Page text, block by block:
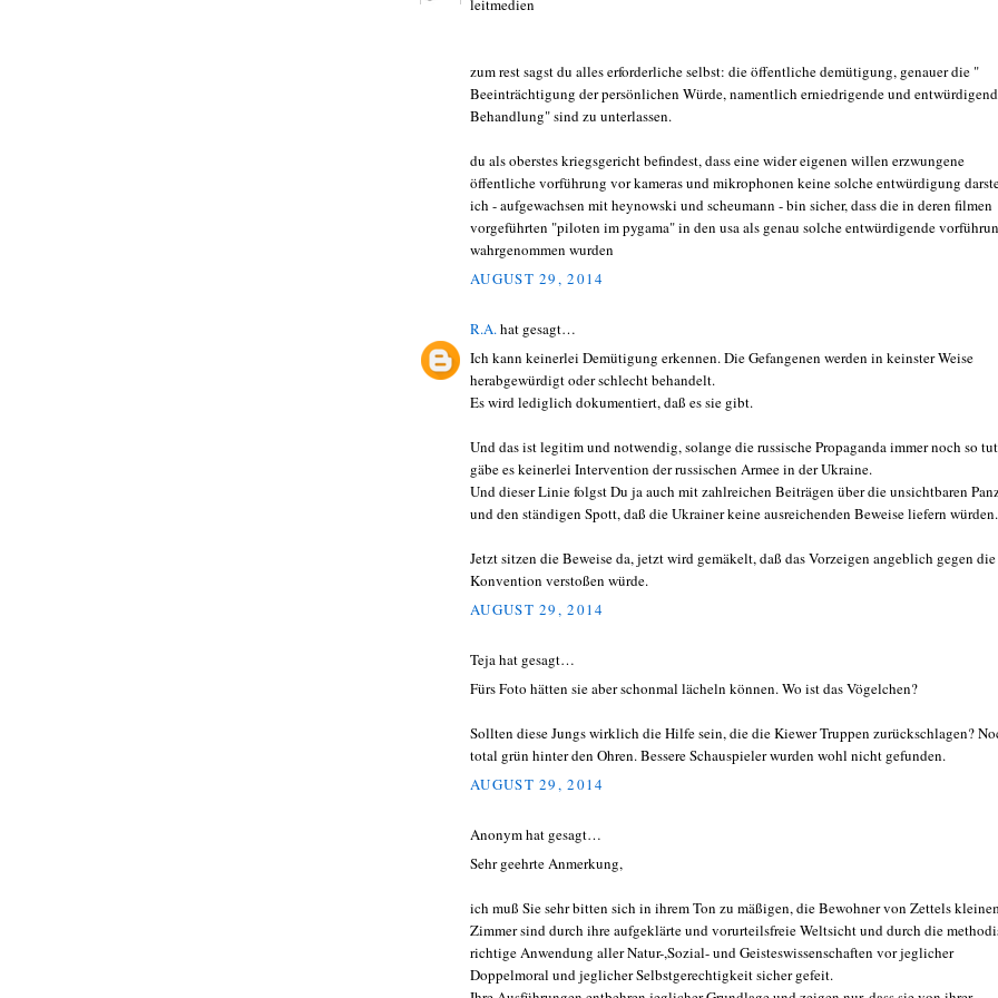
leitmedien
zum rest sagst du alles erforderliche selbst: die öffentliche demütigung, genauer die "
Beeinträchtigung der persönlichen Würde, namentlich erniedrigende und
Behandlung" sind zu unterlassen.
du als oberstes kriegsgericht befindest, dass eine wider eigenen willen erzwungene
öffentliche vorführung vor kameras und mikrophonen keine solche entwürdigung
ich - aufgewachsen mit heynowski und scheumann - bin sicher, dass die in deren filmen
vorgeführten "piloten im pygama" in den usa als genau solche entwürdigende
wahrgenommen wurden
AUGUST 29, 2014
R.A.hat gesagt…
Ich kann keinerlei Demütigung erkennen. Die Gefangenen werden in keinster Weise
herabgewürdigt oder schlecht behandelt.
Es wird lediglich dokumentiert, daß es sie gibt.
Und das ist legitim und notwendig, solange die russische Propaganda immer noch so
gäbe es keinerlei Intervention der russischen Armee in der Ukraine.
Und dieser Linie folgst Du ja auch mit zahlreichen Beiträgen über die unsichtbaren
und den ständigen Spott, daß die Ukrainer keine ausreichenden Beweise liefern würden.
Jetzt sitzen die Beweise da, jetzt wird gemäkelt, daß das Vorzeigen angeblich gegen die
Konvention verstoßen würde.
AUGUST 29, 2014
Teja hat gesagt…
Fürs Foto hätten sie aber schonmal lächeln können. Wo ist das Vögelchen?
Sollten diese Jungs wirklich die Hilfe sein, die die Kiewer Truppen zurückschlagen?
total grün hinter den Ohren. Bessere Schauspieler wurden wohl nicht gefunden.
AUGUST 29, 2014
Anonym hat gesagt…
Sehr geehrte Anmerkung,
ich muß Sie sehr bitten sich in ihrem Ton zu mäßigen, die Bewohner von Zettels
Zimmer sind durch ihre aufgeklärte und vorurteilsfreie Weltsicht und durch die
richtige Anwendung aller Natur-,Sozial- und Geisteswissenschaften vor jeglicher
Doppelmoral und jeglicher Selbstgerechtigkeit sicher gefeit.